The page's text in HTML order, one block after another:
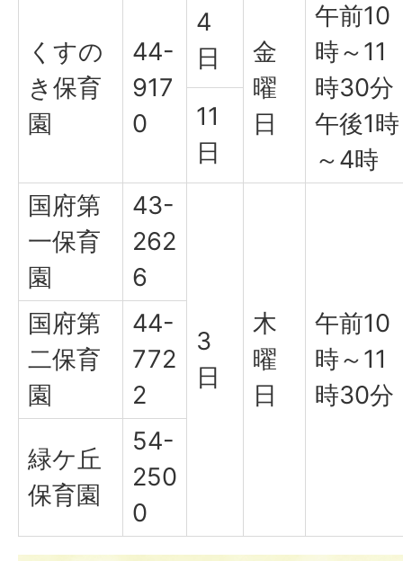
くすの
き保育
園
44-
917
0
4
日
金
曜
日
午前10
時～11
時30分
午後1時
～4時
11
日
国府第
一保育
園
43-
262
6
3
日
木
曜
日
午前10
時～11
時30分
国府第
二保育
園
44-
772
2
緑ケ丘
保育園
54-
250
0